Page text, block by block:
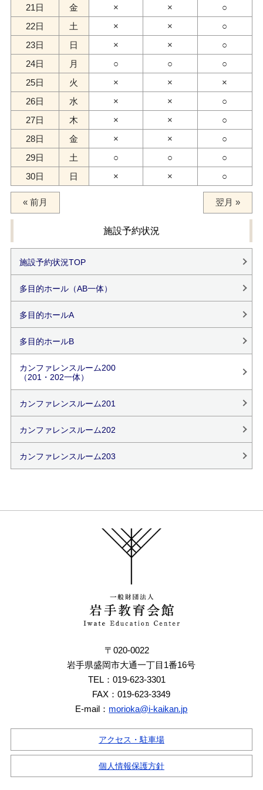
21日
金 × ×
○
22日
土 × ×
○
23日
日 × ×
○
24日
月 ○ ○
○
25日
火 × ×
×
26日
水 × ×
○
27日
木 × ×
○
28日
金 × ×
○
29日
土 ○ ○
○
30日
日 × × ○
« 前月 翌月 »
施設予約状況
施設予約状況TOP
多目的ホール（AB一体）
多目的ホールA
多目的ホールB
カンファレンスルーム200
（201・202一体）
カンファレンスルーム201
カンファレンスルーム202
カンファレンスルーム203
〒020-0022
岩手県盛岡市大通一丁目1番16号
TEL：019-623-3301
FAX：019-623-3349
E-mail： morioka@i-kaikan.jp
アクセス・駐車場
個人情報保護方針